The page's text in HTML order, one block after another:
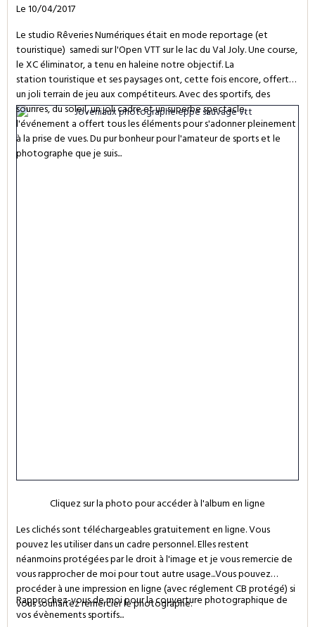
Le 10/04/2017
Le studio Rêveries Numériques était en mode reportage (et
touristique) samedi sur l'Open VTT sur le lac du Val Joly. Une course,
le XC éliminator, a tenu en haleine notre objectif. La
station touristique et ses paysages ont, cette fois encore, offert
un joli terrain de jeu aux compétiteurs. Avec des sportifs, des
sourires, du soleil, un joli cadre et un superbe spectacle,
l'événement a offert tous les éléments pour s'adonner pleinement
à la prise de vues. Du pur bonheur pour l'amateur de sports et le
photographe que je suis...
Cliquez sur la photo pour accéder à l'album en ligne
Les clichés sont téléchargeables gratuitement en ligne. Vous
pouvez les utiliser dans un cadre personnel. Elles restent
néanmoins protégées par le droit à l'image et je vous remercie de
vous rapprocher de moi pour tout autre usage...Vous pouvez
procéder à une impression en ligne (avec réglement CB protégé) si
vous souhaitez remercier le photographe.
Rapprochez-vous de moi pour la couverture photographique de
vos évènements sportifs...